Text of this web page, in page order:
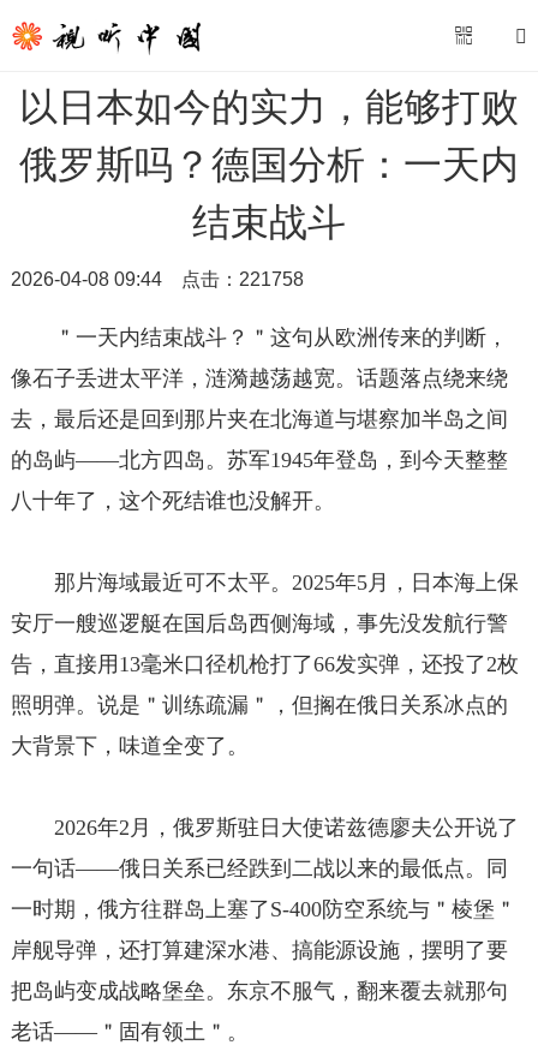
以日本如今的实力，能够打败
俄罗斯吗？德国分析：一天内
结束战斗
2026-04-08 09:44 点击： 221758
＂一天内结束战斗？＂这句从欧洲传来的判断，
像石子丢进太平洋，涟漪越荡越宽。话题落点绕来绕
去，最后还是回到那片夹在北海道与堪察加半岛之间
的岛屿——北方四岛。苏军1945年登岛，到今天整整
八十年了，这个死结谁也没解开。
那片海域最近可不太平。2025年5月，日本海上保
安厅一艘巡逻艇在国后岛西侧海域，事先没发航行警
告，直接用13毫米口径机枪打了66发实弹，还投了2枚
照明弹。说是＂训练疏漏＂，但搁在俄日关系冰点的
大背景下，味道全变了。
2026年2月，俄罗斯驻日大使诺兹德廖夫公开说了
一句话——俄日关系已经跌到二战以来的最低点。同
一时期，俄方往群岛上塞了S-400防空系统与＂棱堡＂
岸舰导弹，还打算建深水港、搞能源设施，摆明了要
把岛屿变成战略堡垒。东京不服气，翻来覆去就那句
老话——＂固有领土＂。